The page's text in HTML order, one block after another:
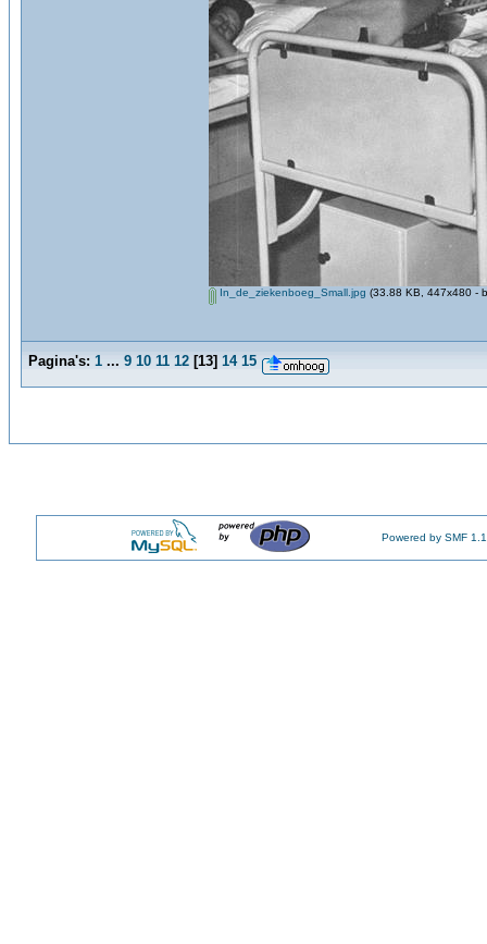
In_de_ziekenboeg_Small.jpg (33.88 KB, 447x480 -
Pagina's: 1 ... 9 10 11 12 [13] 14 15
Powered by SMF